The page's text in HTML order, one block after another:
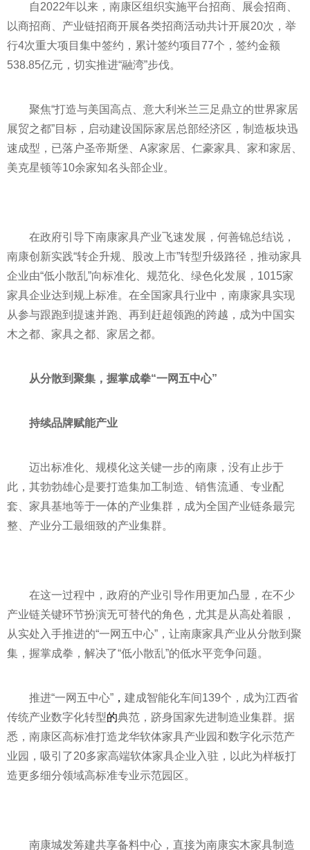
自2022年以来，南康区组织实施平台招商、展会招商、
以商招商、产业链招商开展各类招商活动共计开展20次，举
行4次重大项目集中签约，累计签约项目77个，签约金额
538.85亿元，切实推进“融湾”步伐。
聚焦“打造与美国高点、意大利米兰三足鼎立的世界家居
展贸之都”目标，启动建设国际家居总部经济区，制造板块迅
速成型，已落户圣帝斯堡、A家家居、仁豪家具、家和家居、
美克星顿等10余家知名头部企业。
在政府引导下南康家具产业飞速发展，何善锦总结说，
南康创新实践“转企升规、股改上市”转型升级路径，推动家具
企业由“低小散乱”向标准化、规范化、绿色化发展，1015家
家具企业达到规上标准。在全国家具行业中，南康家具实现
从参与跟跑到提速并跑、再到赶超领跑的跨越，成为中国实
木之都、家具之都、家居之都。
从分散到聚集，握掌成拳“一网五中心”
持续品牌赋能产业
迈出标准化、规模化这关键一步的南康，没有止步于
此，其勃勃雄心是要打造集加工制造、销售流通、专业配
套、家具基地等于一体的产业集群，成为全国产业链条最完
整、产业分工最细致的产业集群。
在这一过程中，政府的产业引导作用更加凸显，在不少
产业链关键环节扮演无可替代的角色，尤其是从高处着眼，
从实处入手推进的“一网五中心”，让南康家具产业从分散到聚
集，握掌成拳，解决了“低小散乱”的低水平竞争问题。
推进“一网五中心” ， 建成智能化车间139个，成为江西省
传统产业数字化转型的典范，跻身国家先进制造业集群。据
悉，南康区高标准打造龙华软体家具产业园和数字化示范产
业园，吸引了20多家高端软体家具企业入驻，以此为样板打
造更多细分领域高标准专业示范园区。
南康城发筹建共享备料中心，直接为南康实木家具制造